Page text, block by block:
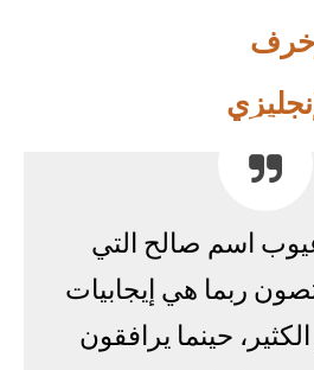
اسم صالح التي
ربما هي إيجابيات
حينما يرافقون